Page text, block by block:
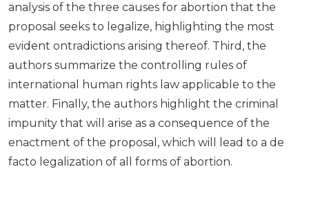
analysis of the three causes for abortion that the
proposal seeks to legalize, highlighting the most
evident ontradictions arising thereof. Third, the
authors summarize the controlling rules of
international human rights law applicable to the
matter. Finally, the authors highlight the criminal
impunity that will arise as a consequence of the
enactment of the proposal, which will lead to a de
facto legalization of all forms of abortion.